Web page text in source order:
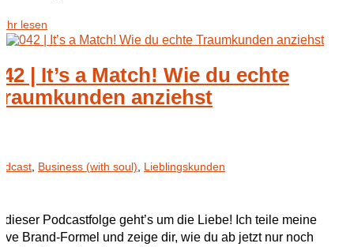
lesen
| It’s a Match! Wie du echte
anziehst
, Business (with soul), Lieblingskunden
dieser Podcastfolge geht’s um die Liebe! Ich teile meine
Brand-Formel und zeige dir, wie du ab jetzt nur noch